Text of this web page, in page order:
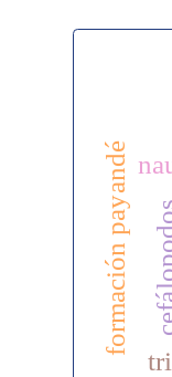
formación payandé